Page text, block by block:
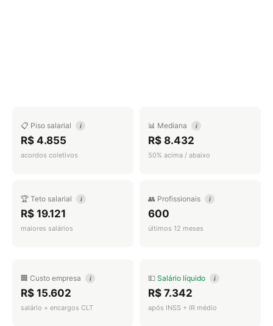
📋 Piso salarial i
R$ 4.855
acordos coletivos
📊 Mediana i
R$ 8.432
50% acima / abaixo
🏆 Teto salarial i
R$ 19.121
maiores salários
👥 Profissionais i
600
últimos 12 meses
🏢 Custo empresa i
R$ 15.602
salário + encargos CLT
💵 Salário líquido i
R$ 7.342
após INSS + IR médio